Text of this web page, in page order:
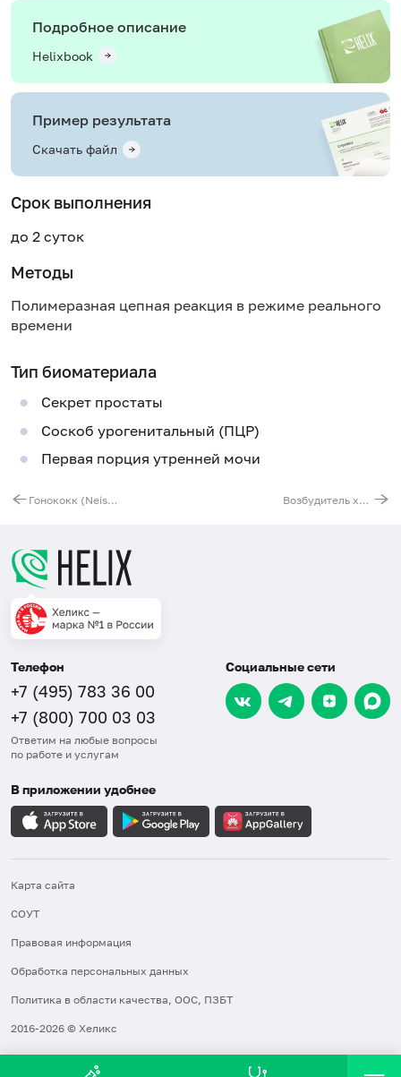
Подробное описание
Helixbook
Пример результата
Скачать файл
Срок выполнения
до 2 суток
Методы
Полимеразная цепная реакция в режиме реального
времени
Тип биоматериала
Секрет простаты
Соскоб урогенитальный (ПЦР)
Первая порция утренней мочи
Гонококк (Neisseria gonorrhoeae), ДНК [реал-тайм ПЦР], количественно Возбудитель хламидиоза (Chlamydia trachomatis), ДНК, количественно [реал-тайм ПЦР]
Телефон
+7 (495) 783 36 00
+7 (800) 700 03 03
Ответим на любые вопросы
по работе и услугам
Социальные сети
В приложении удобнее
Карта сайта
СОУТ
Правовая информация
Обработка персональных данных
Политика в области качества, ООС, ПЗБТ
2016-2026 © Хеликс